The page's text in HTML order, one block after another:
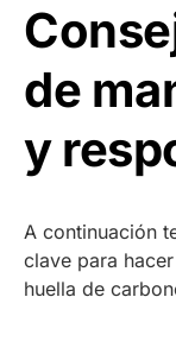
de
y
A continuación
clave para
huella de